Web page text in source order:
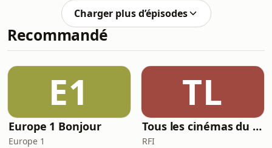
Lea Desandre. Elle nous reçoit dans
l’un des temples de la musique
classique de la capitale, le Théâtre
des Champs-Élysées.
Charger plus d’épisodes
Recommandé
E1
Europe 1 Bonjour
Europe 1
TL
Tous les cinémas du monde
RFI